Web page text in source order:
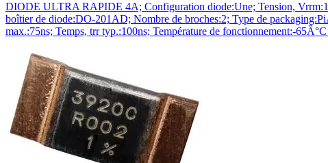
DIODE ULTRA RAPIDE 4A; Configuration diode:Une; Tension,
boîtier de diode:DO-201AD; Nombre de broches:2; Type de
max.:75ns; Temps, trr typ.:100ns; Température de fonctionnement:-